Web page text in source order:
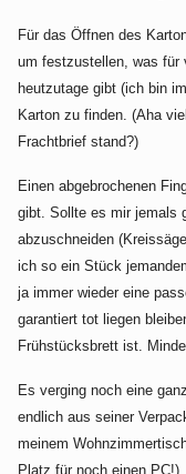
Für das Öffnen des
um festzustellen, was für
heutzutage gibt (ich bin
Karton zu finden. (Aha
Frachtbrief stand?)
Einen abgebrochenen
gibt. Sollte es mir jemals
abzuschneiden
ich so ein Stück
ja immer wieder eine
garantiert tot liegen
Frühstücksbrett ist.
Es verging noch eine
endlich aus seiner
meinem
Platz für noch einen PC!).